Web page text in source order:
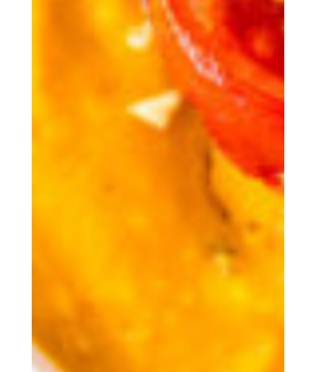
Ënnerkunfte
Ausstattung | Informatiounen | Service
Bucht Är Wunneng bei eis